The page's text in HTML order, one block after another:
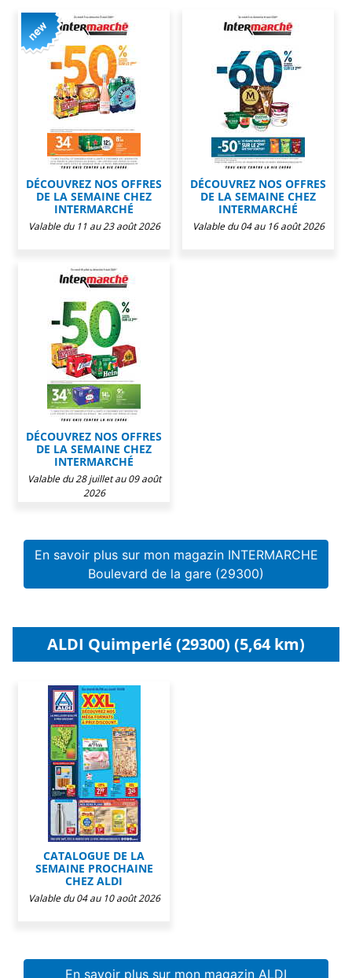
DÉCOUVREZ NOS OFFRES
DE LA SEMAINE CHEZ
INTERMARCHÉ
Valable du 11 au 23 août 2026
DÉCOUVREZ NOS OFFRES
DE LA SEMAINE CHEZ
INTERMARCHÉ
Valable du 04 au 16 août 2026
DÉCOUVREZ NOS OFFRES
DE LA SEMAINE CHEZ
INTERMARCHÉ
Valable du 28 juillet au 09 août
2026
En savoir plus sur mon magazin INTERMARCHE
Boulevard de la gare (29300)
ALDI Quimperlé (29300) (5,64 km)
CATALOGUE DE LA
SEMAINE PROCHAINE
CHEZ ALDI
Valable du 04 au 10 août 2026
En savoir plus sur mon magazin ALDI